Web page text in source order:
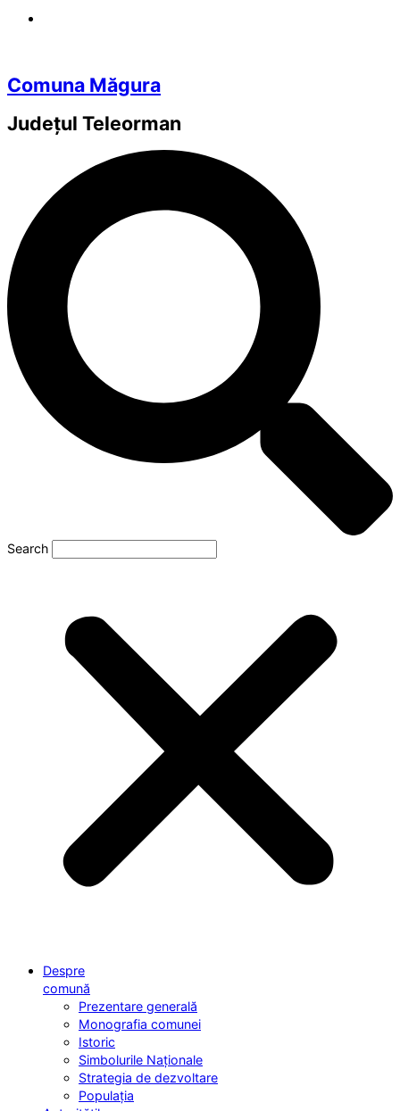
Comuna Măgura
Județul Teleorman
Search
Despre
comună
Prezentare generală
Monografia comunei
Istoric
Simbolurile Naționale
Strategia de dezvoltare
Populația